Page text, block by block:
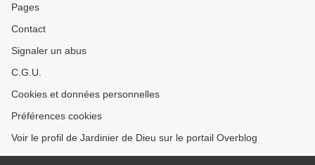
Pages
Contact
Signaler un abus
C.G.U.
Cookies et données personnelles
Préférences cookies
Voir le profil de Jardinier de Dieu sur le portail Overblog